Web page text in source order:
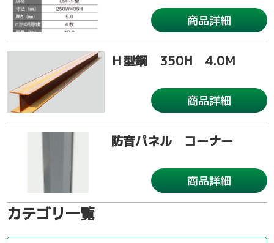
商品詳細
Ｈ型鋼 350H 4.0M
商品詳細
防音パネル コーナー
商品詳細
カテゴリ一覧